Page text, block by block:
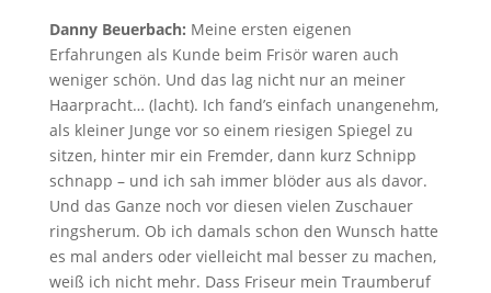
Danny Beuerbach: Meine ersten eigenen
Erfahrungen als Kunde beim Frisör waren auch
weniger schön. Und das lag nicht nur an meiner
Haarpracht… (lacht). Ich fand’s einfach unangenehm,
als kleiner Junge vor so einem riesigen Spiegel zu
sitzen, hinter mir ein Fremder, dann kurz Schnipp
schnapp – und ich sah immer blöder aus als davor.
Und das Ganze noch vor diesen vielen Zuschauer
ringsherum. Ob ich damals schon den Wunsch hatte
es mal anders oder vielleicht mal besser zu machen,
weiß ich nicht mehr. Dass Friseur mein Traumberuf